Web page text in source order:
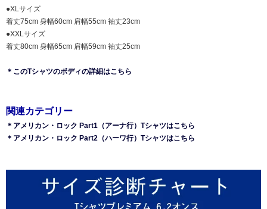
●XLサイズ
着丈75cm 身幅60cm 肩幅55cm 袖丈23cm
●XXLサイズ
着丈80cm 身幅65cm 肩幅59cm 袖丈25cm
＊このTシャツのボディの詳細はこちら
関連カテゴリー
＊アメリカン・ロック Part1（アーナ行）Tシャツはこちら
＊アメリカン・ロック Part2（ハーワ行）Tシャツはこちら